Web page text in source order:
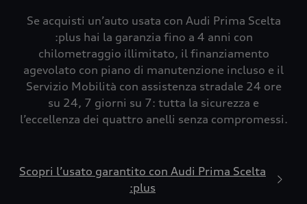
Se acquisti un’auto usata con Audi Prima Scelta
:plus hai la garanzia fino a 4 anni con
chilometraggio illimitato, il finanziamento
agevolato con piano di manutenzione incluso e il
Servizio Mobilità con assistenza stradale 24 ore
su 24, 7 giorni su 7: tutta la sicurezza e
l’eccellenza dei quattro anelli senza compromessi.
Scopri l’usato garantito con Audi Prima Scelta
:plus